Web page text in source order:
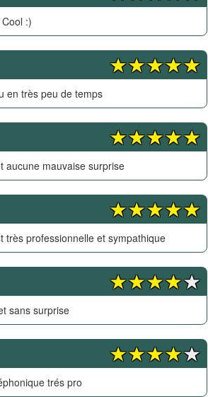
Cool :)
en très peu de temps
aucune mauvaise surprise
très professionnelle et sympathique
sans surprise
trés pro